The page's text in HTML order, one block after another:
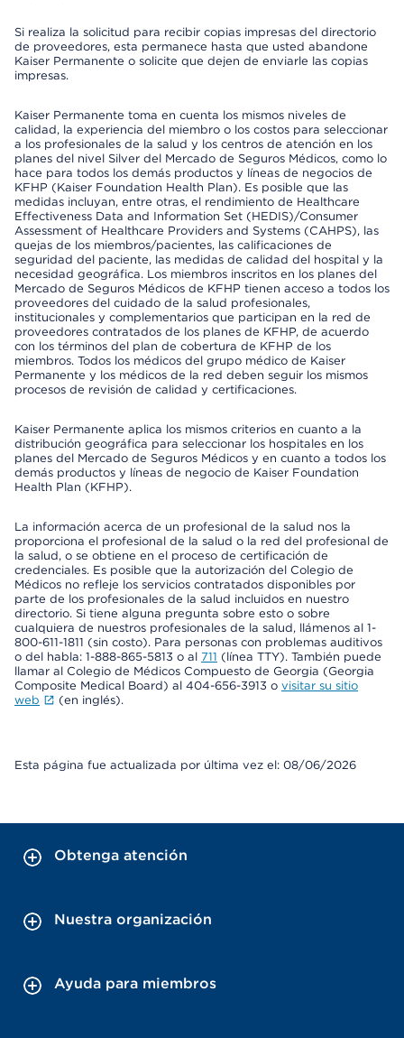
Si realiza la solicitud para recibir copias impresas del directorio
de proveedores, esta permanece hasta que usted abandone
Kaiser Permanente o solicite que dejen de enviarle las copias
impresas.
Kaiser Permanente toma en cuenta los mismos niveles de
calidad, la experiencia del miembro o los costos para seleccionar
a los profesionales de la salud y los centros de atención en los
planes del nivel Silver del Mercado de Seguros Médicos, como lo
hace para todos los demás productos y líneas de negocios de
KFHP (Kaiser Foundation Health Plan). Es posible que las
medidas incluyan, entre otras, el rendimiento de Healthcare
Effectiveness Data and Information Set (HEDIS)/Consumer
Assessment of Healthcare Providers and Systems (CAHPS), las
quejas de los miembros/pacientes, las calificaciones de
seguridad del paciente, las medidas de calidad del hospital y la
necesidad geográfica. Los miembros inscritos en los planes del
Mercado de Seguros Médicos de KFHP tienen acceso a todos los
proveedores del cuidado de la salud profesionales,
institucionales y complementarios que participan en la red de
proveedores contratados de los planes de KFHP, de acuerdo
con los términos del plan de cobertura de KFHP de los
miembros. Todos los médicos del grupo médico de Kaiser
Permanente y los médicos de la red deben seguir los mismos
procesos de revisión de calidad y certificaciones.
Kaiser Permanente aplica los mismos criterios en cuanto a la
distribución geográfica para seleccionar los hospitales en los
planes del Mercado de Seguros Médicos y en cuanto a todos los
demás productos y líneas de negocio de Kaiser Foundation
Health Plan (KFHP).
La información acerca de un profesional de la salud nos la
proporciona el profesional de la salud o la red del profesional de
la salud, o se obtiene en el proceso de certificación de
credenciales. Es posible que la autorización del Colegio de
Médicos no refleje los servicios contratados disponibles por
parte de los profesionales de la salud incluidos en nuestro
directorio. Si tiene alguna pregunta sobre esto o sobre
cualquiera de nuestros profesionales de la salud, llámenos al 1-
800-611-1811 (sin costo). Para personas con problemas auditivos
o del habla: 1-888-865-5813 o al 711 (línea TTY). También puede
llamar al Colegio de Médicos Compuesto de Georgia (Georgia
Composite Medical Board) al 404-656-3913 o visitar su sitio
web
(en inglés).
Esta página fue actualizada por última vez el: 08/06/2026
Obtenga atención
Nuestra organización
Ayuda para miembros